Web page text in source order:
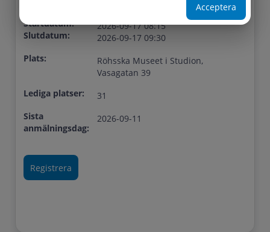
Startdatum:
Slutdatum:
2026-09-17 08:15
2026-09-17 09:30
Plats:
Röhsska Museet i Studion,
Vasagatan 39
Lediga platser:
31
Sista
anmälningsdag:
2026-09-11
Acceptera